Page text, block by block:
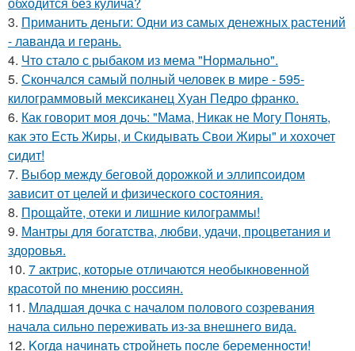
3. Приманить деньги: Одни из самых денежных растений
- лаванда и герань.
4. Что стало с рыбаком из мема "Нормально".
5. Скончался самый полный человек в мире - 595-
килограммовый мексиканец Хуан Педро франко.
6. Как говорит моя дочь: "Мама, Никак не Могу Понять,
как это Есть Жиры, и Скидывать Свои Жиры" и хохочет
сидит!
7. Выбор между беговой дорожкой и эллипсоидом
зависит от целей и физического состояния.
8. Прощайте, отеки и лишние килограммы!
9. Мантры для богатства, любви, удачи, процветания и
здоровья.
10. 7 актрис, которые отличаются необыкновенной
красотой по мнению россиян.
11. Младшая дочка с началом полового созревания
начала сильно переживать из-за внешнего вида.
12. Kогдa нaчинaть cтрoйнеть пocле беpеменноcти!